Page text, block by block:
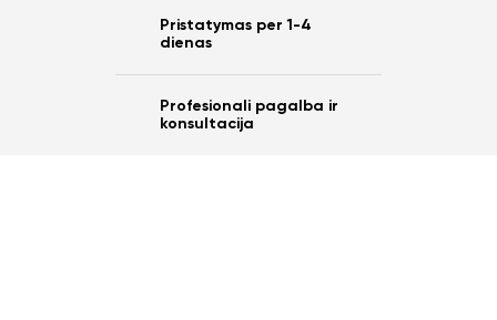
Pristatymas per 1-4
dienas
Profesionali pagalba ir
konsultacija